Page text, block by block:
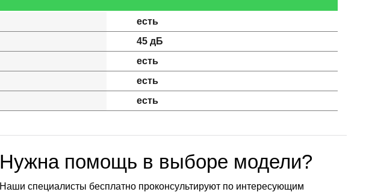
есть
45 дБ
есть
есть
есть
Нужна помощь в выборе модели?
Наши специалисты бесплатно проконсультируют по интересующим